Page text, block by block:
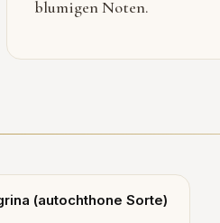
blumigen Noten.
(autochthone Sorte)